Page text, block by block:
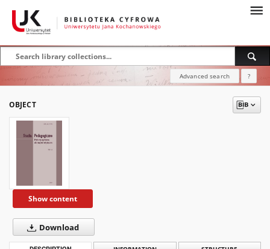
Advanced search ?
OBJECT
Show content
Download